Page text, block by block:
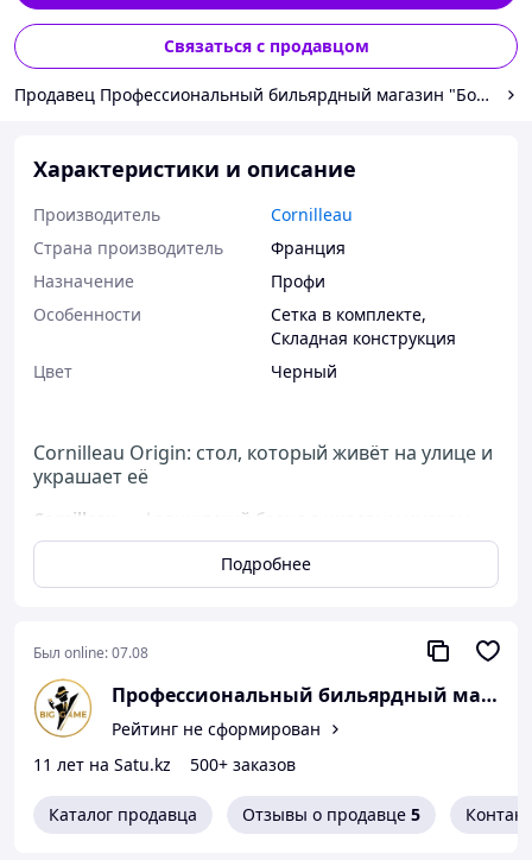
Связаться с продавцом
Продавец Профессиональный бильярдный магазин
Характеристики и описание
Производитель
Cornilleau
Страна производитель
Франция
Назначение
Профи
Особенности
Сетка в комплекте,
Складная конструкция
Цвет
Черный
Cornilleau Origin: стол, который живёт на улице и
украшает её
Cornilleau
— французский бренд с мировым именем,
лидер в производстве теннисных столов для улицы уже
более 50 лет. Каждый стол собирается во Франции,
проходит строгий контроль качества и рассчитан на
— особенная модель в линейке: это не
просто спортивный инвентарь, это предмет садового
дизайна, который одинаково хорош и во время партии,
и в качестве обеденного стола на шесть персон.
Подробнее
Был online:07.08
Профессиональный бильярдный
Рейтинг не сформирован
11 лет на Satu.kz
500+ заказов
Каталог продавца Отзывы о продавце 5